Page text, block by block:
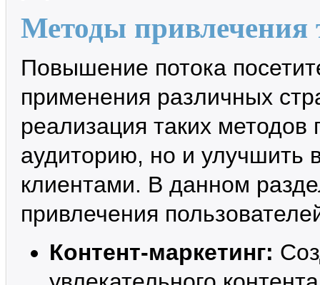
Методы привлечения
Повышение потока
применения различных
реализация таких методов
аудиторию, но и улучшить
клиентами. В данном
привлечения
Контент-маркетинг: